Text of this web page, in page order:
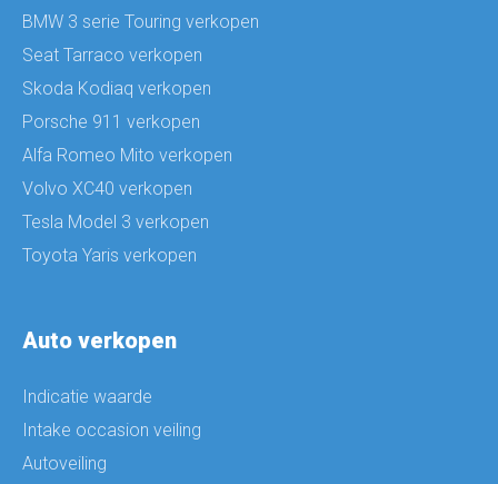
BMW 3 serie Touring verkopen
Seat Tarraco verkopen
Skoda Kodiaq verkopen
Porsche 911 verkopen
Alfa Romeo Mito verkopen
Volvo XC40 verkopen
Tesla Model 3 verkopen
Toyota Yaris verkopen
Auto verkopen
Indicatie waarde
Intake occasion veiling
Autoveiling